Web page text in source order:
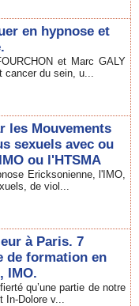
en hypnose et
et Marc GALY
cancer du sein, u...
les Mouvements
sexuels avec ou
ou l'HTSMA
Ericksonienne, l'IMO,
de viol...
à Paris. 7
de formation en
IMO.
qu’une partie de notre
In-Dolore v...